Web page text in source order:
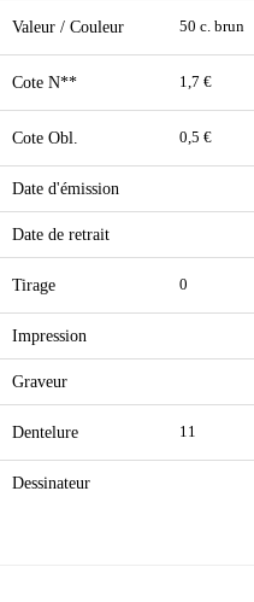
Valeur / Couleur 50 c. brun
Cote N** 1,7 €
Cote Obl. 0,5 €
Date d'émission
Date de retrait
Tirage 0
Impression
Graveur
Dentelure 11
Dessinateur